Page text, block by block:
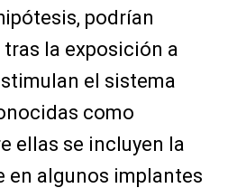
podrían
la exposición a
el sistema
como
ellas se incluyen la
en algunos implantes